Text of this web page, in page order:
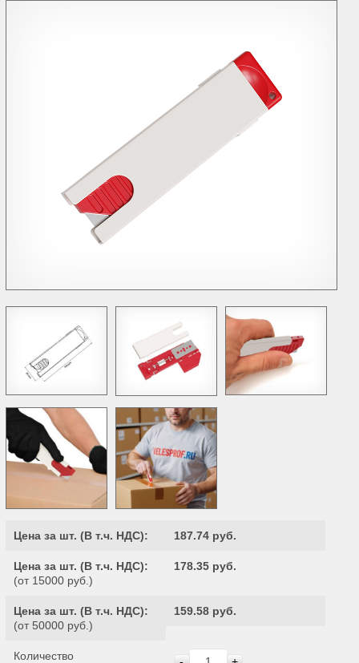
Цена за шт. (В т.ч. НДС): 187.74 руб.
Цена за шт. (В т.ч. НДС):
(от 15000 руб.)
178.35 руб.
Цена за шт. (В т.ч. НДС):
(от 50000 руб.)
159.58 руб.
Количество